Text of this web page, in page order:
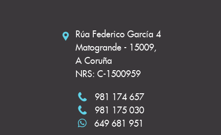
Rúa Federico García 4
Matogrande - 15009,
A Coruña
NRS: C-1500959
981 174 657
981 175 030
649 681 951